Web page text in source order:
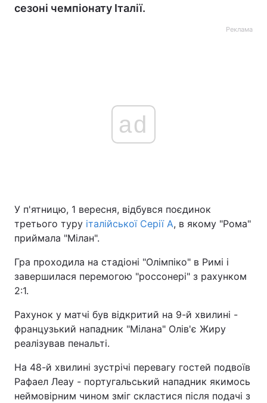
сезоні чемпіонату Італії.
Реклама
ad
У п'ятницю, 1 вересня, відбувся поєдинок
третього туру італійської Серії А, в якому "Рома"
приймала "Мілан".
Гра проходила на стадіоні "Олімпіко" в Римі і
завершилася перемогою "россонері" з рахунком
2:1.
Рахунок у матчі був відкритий на 9-й хвилині -
французький нападник "Мілана" Олів'є Жиру
реалізував пенальті.
На 48-й хвилині зустрічі перевагу гостей подвоїв
Рафаел Леау - португальський нападник якимось
неймовірним чином зміг скластися після подачі з